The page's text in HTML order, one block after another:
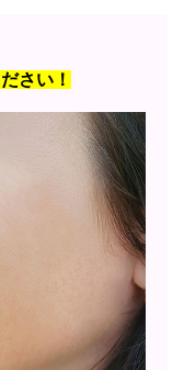
さい！